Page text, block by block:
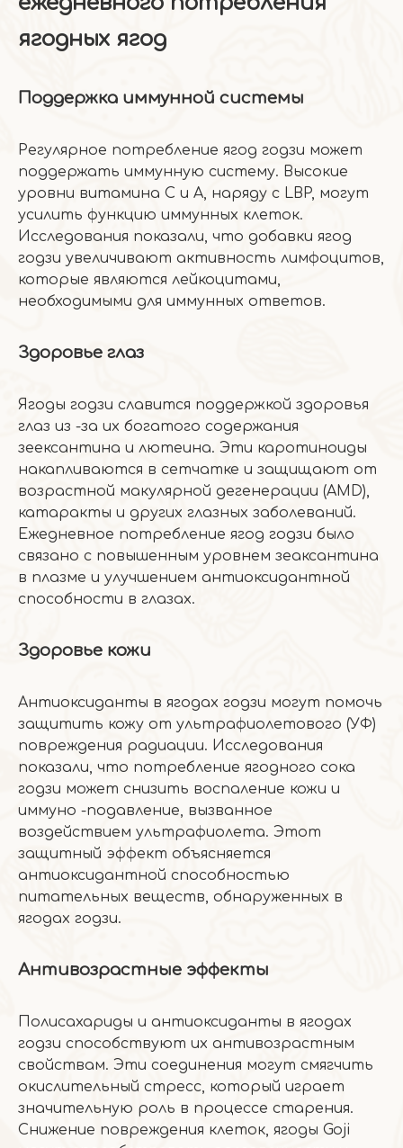
ягодных ягод
Поддержка иммунной системы
Регулярное потребление ягод годзи может
поддержать иммунную систему. Высокие
уровни витамина С и А, наряду с LBP, могут
усилить функцию иммунных клеток.
Исследования показали, что добавки ягод
годзи увеличивают активность лимфоцитов,
которые являются лейкоцитами,
необходимыми для иммунных ответов.
Здоровье глаз
Ягоды годзи славится поддержкой здоровья
глаз из -за их богатого содержания
зеексантина и лютеина. Эти каротиноиды
накапливаются в сетчатке и защищают от
возрастной макулярной дегенерации (AMD),
катаракты и других глазных заболеваний.
Ежедневное потребление ягод годзи было
связано с повышенным уровнем зеаксантина
в плазме и улучшением антиоксидантной
способности в глазах.
Здоровье кожи
Антиоксиданты в ягодах годзи могут помочь
защитить кожу от ультрафиолетового (УФ)
повреждения радиации. Исследования
показали, что потребление ягодного сока
годзи может снизить воспаление кожи и
иммуно -подавление, вызванное
воздействием ультрафиолета. Этот
защитный эффект объясняется
антиоксидантной способностью
питательных веществ, обнаруженных в
ягодах годзи.
Антивозрастные эффекты
Полисахариды и антиоксиданты в ягодах
годзи способствуют их антивозрастным
свойствам. Эти соединения могут смягчить
окислительный стресс, который играет
значительную роль в процессе старения.
Снижение повреждения клеток, ягоды Goji